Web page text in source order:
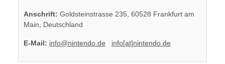
Anschrift: Goldsteinstrasse 235, 60528 Frankfurt am
Main, Deutschland
E-Mail: info@nintendo.de info[at]nintendo.de